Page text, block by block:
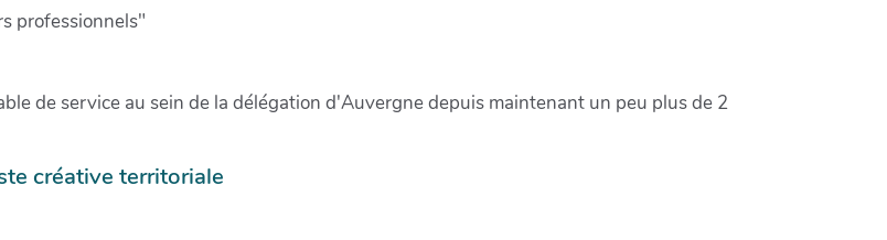
professionnels"
de service au sein de la délégation d'Auvergne depuis maintenant un peu plus de 2
créative territoriale